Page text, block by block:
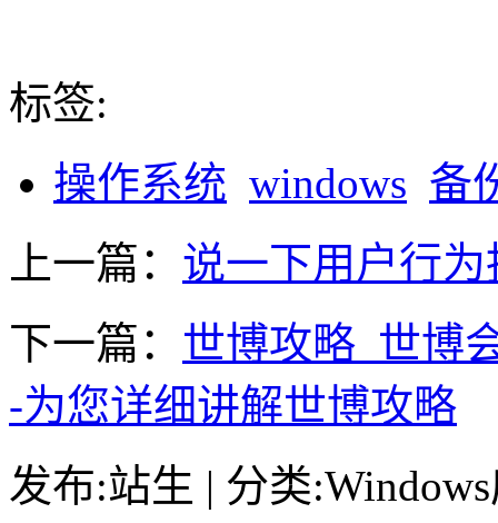
标签:
操作系统 windows 备
上一篇： 说一下用户行
下一篇： 世博攻略_世博
-为您详细讲解世博攻略
发布:站生 | 分类